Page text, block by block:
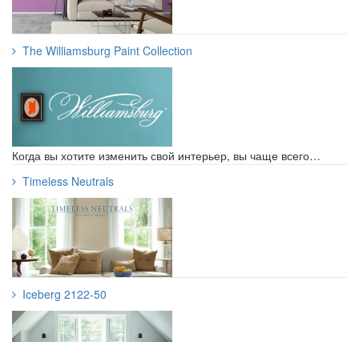
The Williamsburg Paint Collection
Когда вы хотите изменить свой интерьер, вы чаще всего…
Timeless Neutrals
Iceberg 2122-50